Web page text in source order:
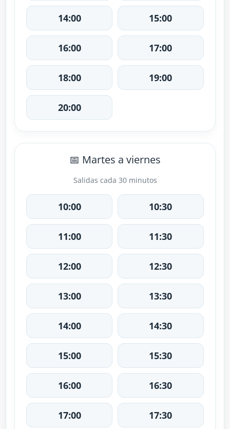
14:00 15:00
16:00 17:00
18:00 19:00
20:00
📅 Martes a viernes
Salidas cada 30 minutos
10:00 10:30
11:00 11:30
12:00 12:30
13:00 13:30
14:00 14:30
15:00 15:30
16:00 16:30
17:00 17:30